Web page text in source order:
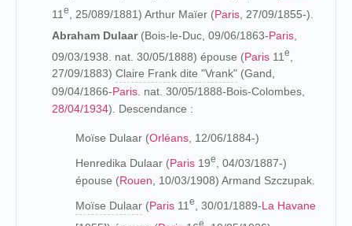
11 e , 25/089/1881) Arthur Maïer (Paris , 27/09/1855-).
Abraham Dulaar(Bois-le-Duc, 09/06/1863-Paris
09/03/1938. nat. 30/05/1888) épouse (Paris 11 e
27/09/1883) Claire Frank dite "Vrank" (Gand,
09/04/1866-Paris. nat. 30/05/1888-Bois-Colombes,
28/04/1934). Descendance :
Moïse Dulaar (Orléans, 12/06/1884-)
Henredika Dulaar (Paris 19e
, 04/03/1887-)
épouse (Rouen , 10/03/1908) Armand Szczupak.
Moïse Dulaar (Paris 11 e , 30/01/1889-La Havane
e